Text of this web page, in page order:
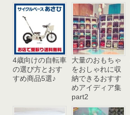
4歳向けの自転車
の選び方とおす
すめ商品5選♪
大量のおもちゃ
をおしゃれに収
納できるおすす
めアイディア集
part2